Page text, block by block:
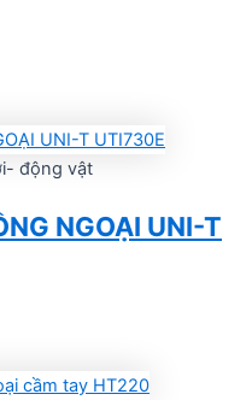
động vật
NGOẠI UNI-T